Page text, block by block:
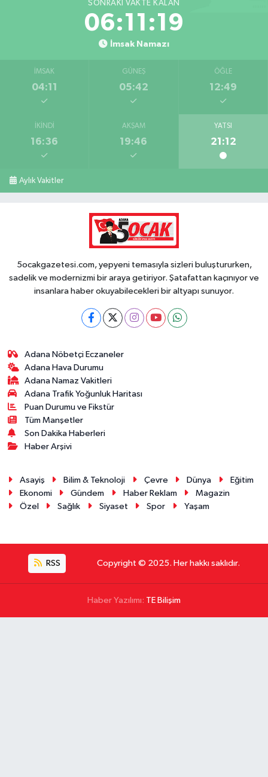
SONRAKI VAKTE KALAN
06:11:18
İmsak Namazı
İMSAK
04:11
GÜNEŞ
05:42
ÖĞLE
12:49
İKINDI
16:36
AKŞAM
19:46
YATSI
21:12
Aylık Vakitler
5ocakgazetesi.com, yepyeni temasıyla sizleri buluştururken,
sadelik ve modernizmi bir araya getiriyor. Şatafattan kaçınıyor ve
insanlara haber okuyabilecekleri bir altyapı sunuyor.
Adana Nöbetçi Eczaneler
Adana Hava Durumu
Adana Namaz Vakitleri
Adana Trafik Yoğunluk Haritası
Puan Durumu ve Fikstür
Tüm Manşetler
Son Dakika Haberleri
Haber Arşivi
Asayiş Bilim & Teknoloji Çevre Dünya
Eğitim
Ekonomi
Gündem Haber Reklam
Magazin
Özel
Sağlık Siyaset Spor Yaşam
RSS Copyright © 2025. Her hakkı saklıdır.
Haber Yazılımı: TE Bilişim